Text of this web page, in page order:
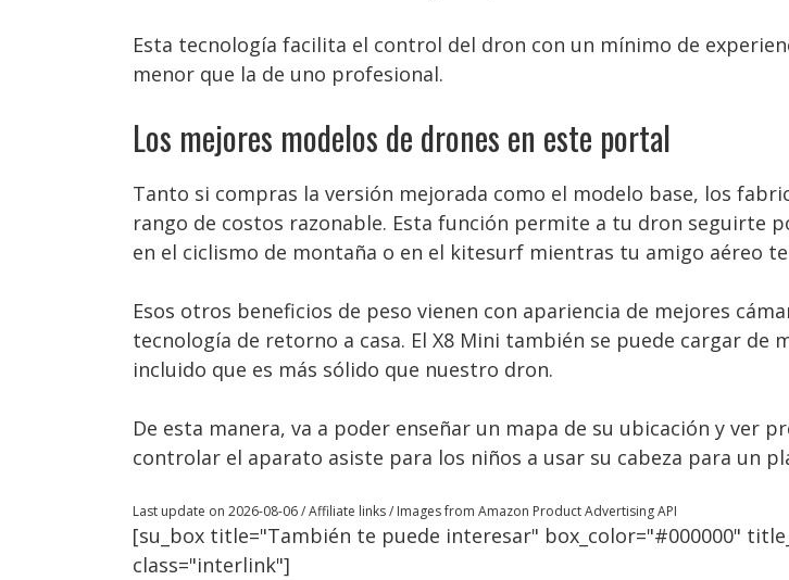
Esta tecnología facilita el control del dron con un mínimo de
menor que la de uno profesional.
Los mejores modelos de drones en este portal
Tanto si compras la versión mejorada como el modelo base, los
rango de costos razonable. Esta función permite a tu dron seguirte
en el ciclismo de montaña o en el kitesurf mientras tu amigo aéreo
Esos otros beneficios de peso vienen con apariencia de mejores
tecnología de retorno a casa. El X8 Mini también se puede cargar de
incluido que es más sólido que nuestro dron.
De esta manera, va a poder enseñar un mapa de su ubicación y ver
controlar el aparato asiste para los niños a usar su cabeza para un
Last update on 2026-08-06 / Affiliate links / Images from Amazon Product Advertising API
[su_box title="También te puede interesar" box_color="#000000"
class="interlink"]